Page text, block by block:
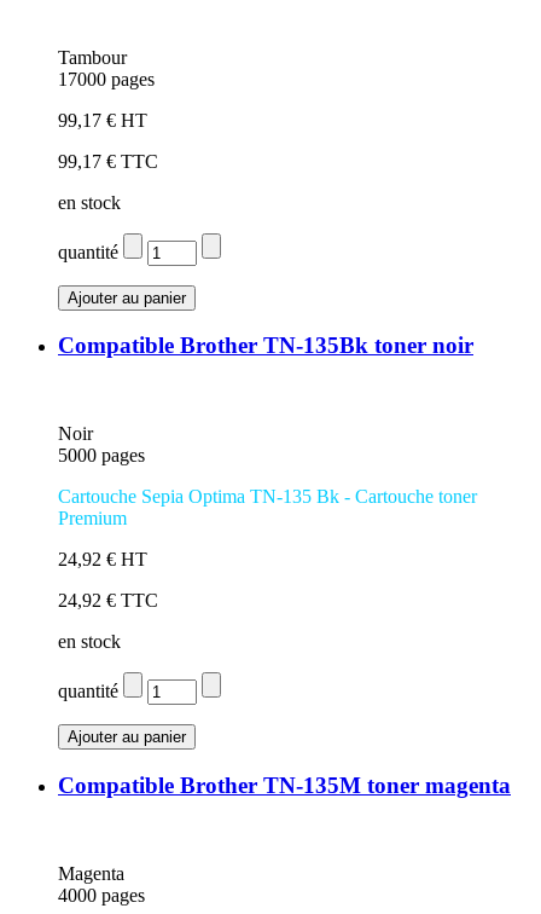
Tambour
17000 pages
99,17 € HT
99,17 € TTC
en stock
quantité
Compatible Brother TN-135Bk toner noir
Noir
5000 pages
Cartouche Sepia Optima TN-135 Bk - Cartouche toner
Premium
24,92 € HT
24,92 € TTC
en stock
quantité
Compatible Brother TN-135M toner magenta
Magenta
4000 pages